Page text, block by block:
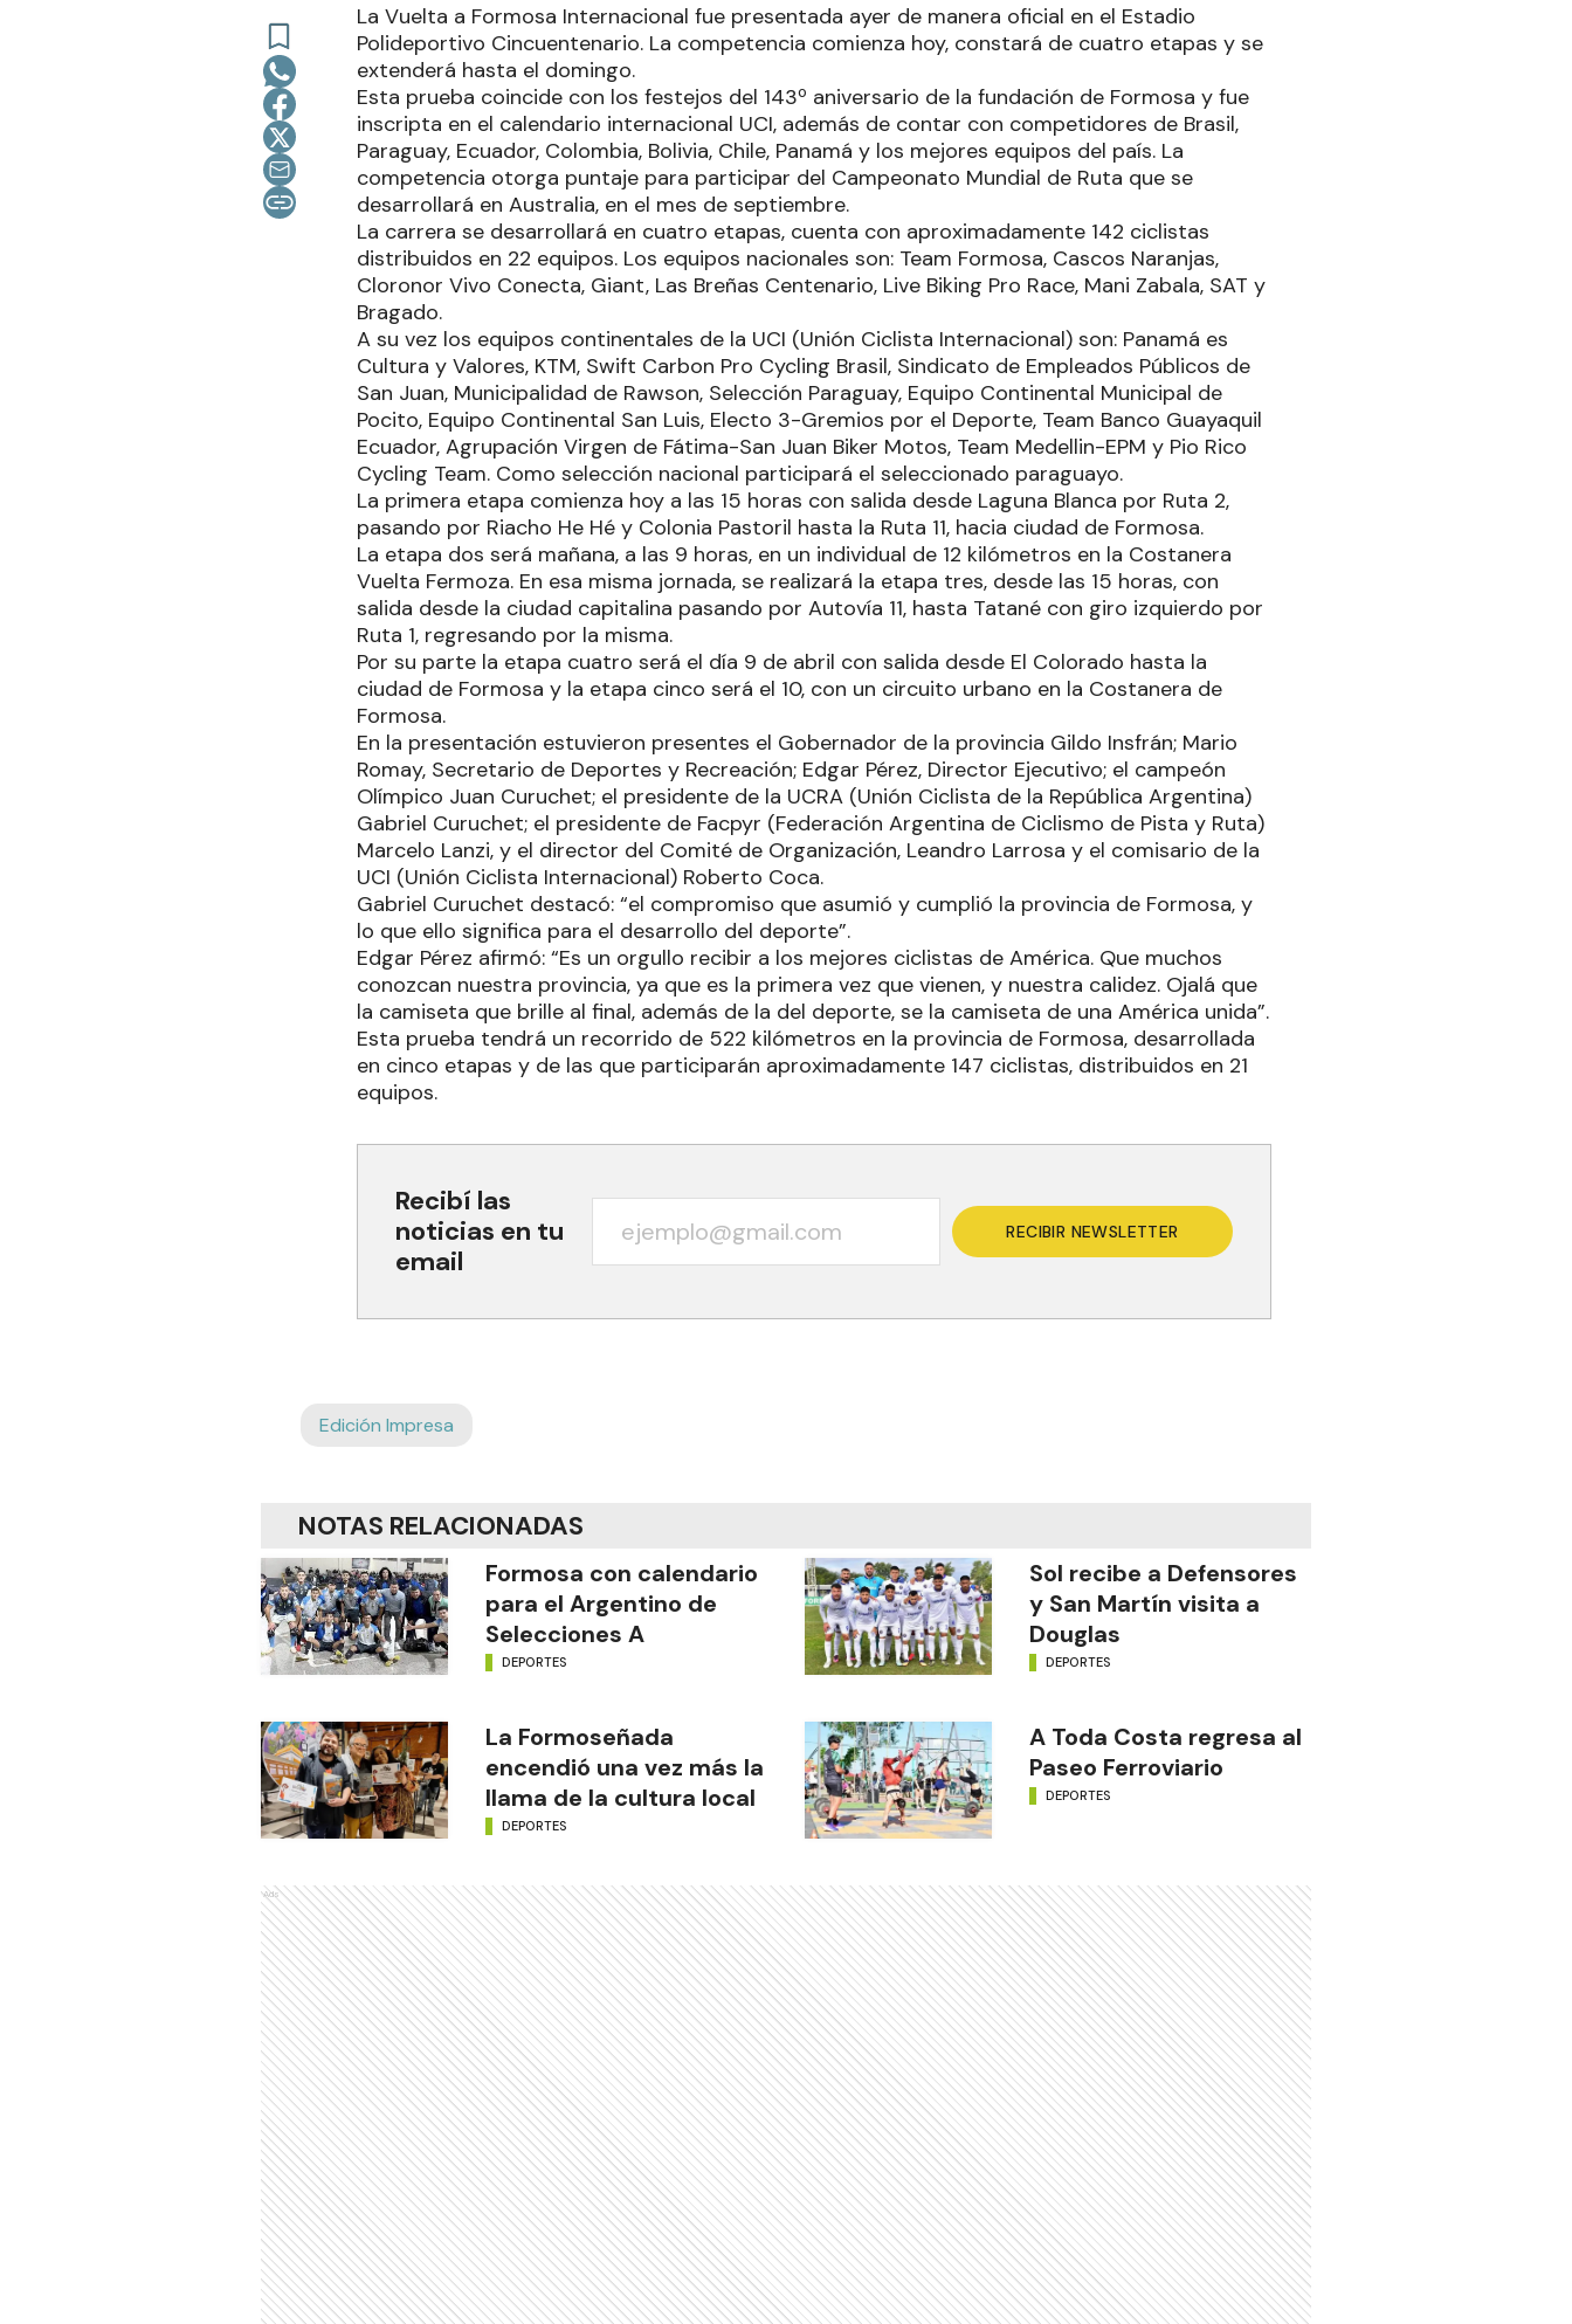
La Vuelta a Formosa Internacional fue presentada ayer de manera oficial en el Estadio
Polideportivo Cincuentenario. La competencia comienza hoy, constará de cuatro etapas y se
extenderá hasta el domingo.
Esta prueba coincide con los festejos del 143º aniversario de la fundación de Formosa y fue
inscripta en el calendario internacional UCI, además de contar con competidores de Brasil,
Paraguay, Ecuador, Colombia, Bolivia, Chile, Panamá y los mejores equipos del país. La
competencia otorga puntaje para participar del Campeonato Mundial de Ruta que se
desarrollará en Australia, en el mes de septiembre.
La carrera se desarrollará en cuatro etapas, cuenta con aproximadamente 142 ciclistas
distribuidos en 22 equipos. Los equipos nacionales son: Team Formosa, Cascos Naranjas,
Cloronor Vivo Conecta, Giant, Las Breñas Centenario, Live Biking Pro Race, Mani Zabala, SAT y
Bragado.
A su vez los equipos continentales de la UCI (Unión Ciclista Internacional) son: Panamá es
Cultura y Valores, KTM, Swift Carbon Pro Cycling Brasil, Sindicato de Empleados Públicos de
San Juan, Municipalidad de Rawson, Selección Paraguay, Equipo Continental Municipal de
Pocito, Equipo Continental San Luis, Electo 3-Gremios por el Deporte, Team Banco Guayaquil
Ecuador, Agrupación Virgen de Fátima-San Juan Biker Motos, Team Medellin-EPM y Pio Rico
Cycling Team. Como selección nacional participará el seleccionado paraguayo.
La primera etapa comienza hoy a las 15 horas con salida desde Laguna Blanca por Ruta 2,
pasando por Riacho He Hé y Colonia Pastoril hasta la Ruta 11, hacia ciudad de Formosa.
La etapa dos será mañana, a las 9 horas, en un individual de 12 kilómetros en la Costanera
Vuelta Fermoza. En esa misma jornada, se realizará la etapa tres, desde las 15 horas, con
salida desde la ciudad capitalina pasando por Autovía 11, hasta Tatané con giro izquierdo por
Ruta 1, regresando por la misma.
Por su parte la etapa cuatro será el día 9 de abril con salida desde El Colorado hasta la
ciudad de Formosa y la etapa cinco será el 10, con un circuito urbano en la Costanera de
Formosa.
En la presentación estuvieron presentes el Gobernador de la provincia Gildo Insfrán; Mario
Romay, Secretario de Deportes y Recreación; Edgar Pérez, Director Ejecutivo; el campeón
Olímpico Juan Curuchet; el presidente de la UCRA (Unión Ciclista de la República Argentina)
Gabriel Curuchet; el presidente de Facpyr (Federación Argentina de Ciclismo de Pista y Ruta)
Marcelo Lanzi, y el director del Comité de Organización, Leandro Larrosa y el comisario de la
UCI (Unión Ciclista Internacional) Roberto Coca.
Gabriel Curuchet destacó: “el compromiso que asumió y cumplió la provincia de Formosa, y
lo que ello significa para el desarrollo del deporte”.
Edgar Pérez afirmó: “Es un orgullo recibir a los mejores ciclistas de América. Que muchos
conozcan nuestra provincia, ya que es la primera vez que vienen, y nuestra calidez. Ojalá que
la camiseta que brille al final, además de la del deporte, se la camiseta de una América unida”.
Esta prueba tendrá un recorrido de 522 kilómetros en la provincia de Formosa, desarrollada
en cinco etapas y de las que participarán aproximadamente 147 ciclistas, distribuidos en 21
equipos.
Recibí las
noticias en tu
email
RECIBIR NEWSLETTER
Edición Impresa
NOTAS RELACIONADAS
Formosa con calendario
para el Argentino de
Selecciones A
DEPORTES
Sol recibe a Defensores
y San Martín visita a
Douglas
DEPORTES
La Formoseñada
encendió una vez más la
llama de la cultura local
DEPORTES
A Toda Costa regresa al
Paseo Ferroviario
DEPORTES
Ads